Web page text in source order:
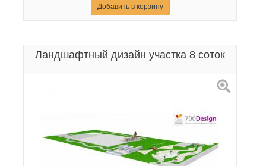
Добавить в корзину
Ландшафтный дизайн участка 8 соток